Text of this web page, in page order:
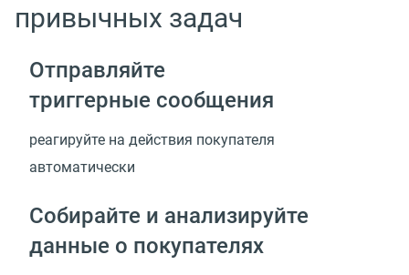
привычных задач
Отправляйте
триггерные сообщения
реагируйте на действия покупателя
автоматически
Собирайте и анализируйте
данные о покупателях